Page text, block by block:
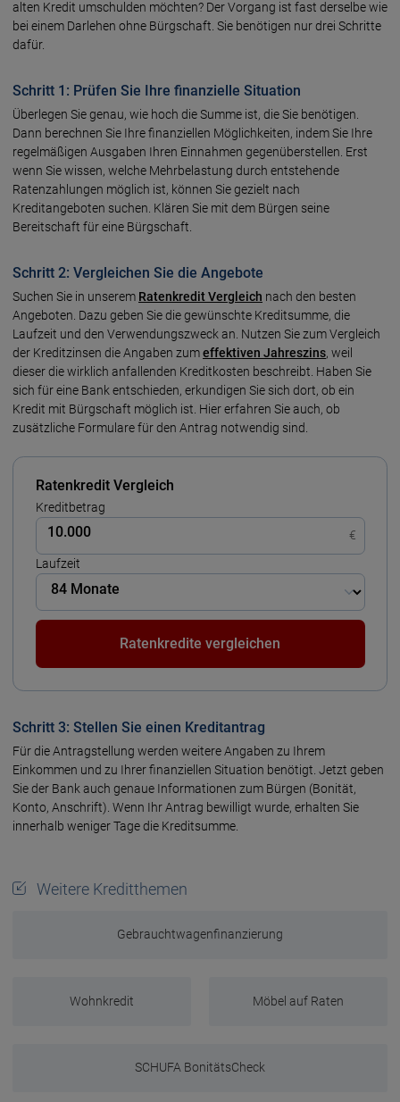
alten Kredit umschulden möchten? Der Vorgang ist fast derselbe wie
bei einem Darlehen ohne Bürgschaft. Sie benötigen nur drei Schritte
dafür.
Schritt 1: Prüfen Sie Ihre finanzielle Situation
Überlegen Sie genau, wie hoch die Summe ist, die Sie benötigen.
Dann berechnen Sie Ihre finanziellen Möglichkeiten, indem Sie Ihre
regelmäßigen Ausgaben Ihren Einnahmen gegenüberstellen. Erst
wenn Sie wissen, welche Mehrbelastung durch entstehende
Ratenzahlungen möglich ist, können Sie gezielt nach
Kreditangeboten suchen. Klären Sie mit dem Bürgen seine
Bereitschaft für eine Bürgschaft.
Schritt 2: Vergleichen Sie die Angebote
Suchen Sie in unserem Ratenkredit Vergleich nach den besten
Angeboten. Dazu geben Sie die gewünschte Kreditsumme, die
Laufzeit und den Verwendungszweck an. Nutzen Sie zum Vergleich
der Kreditzinsen die Angaben zumeffektiven Jahreszins, weil
dieser die wirklich anfallenden Kreditkosten beschreibt. Haben Sie
sich für eine Bank entschieden, erkundigen Sie sich dort, ob ein
Kredit mit Bürgschaft möglich ist. Hier erfahren Sie auch, ob
zusätzliche Formulare für den Antrag notwendig sind.
Ratenkredit Vergleich
Kreditbetrag
€
Laufzeit
Ratenkredite vergleichen
Schritt 3: Stellen Sie einen Kreditantrag
Für die Antragstellung werden weitere Angaben zu Ihrem
Einkommen und zu Ihrer finanziellen Situation benötigt. Jetzt geben
Sie der Bank auch genaue Informationen zum Bürgen (Bonität,
Konto, Anschrift). Wenn Ihr Antrag bewilligt wurde, erhalten Sie
innerhalb weniger Tage die Kreditsumme.
Weitere Kreditthemen
Gebrauchtwagenfinanzierung
Wohnkredit Möbel auf Raten
SCHUFA BonitätsCheck